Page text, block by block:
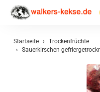
Startseite
Trockenfrüchte
Sauerkirschen